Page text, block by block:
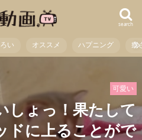
search
い オススメ ハプニング 癒
可愛い
しょっ！果たして
ドに上ることがで